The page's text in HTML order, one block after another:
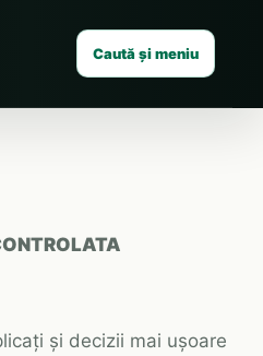
Caută și meniu
și decizii mai ușoare